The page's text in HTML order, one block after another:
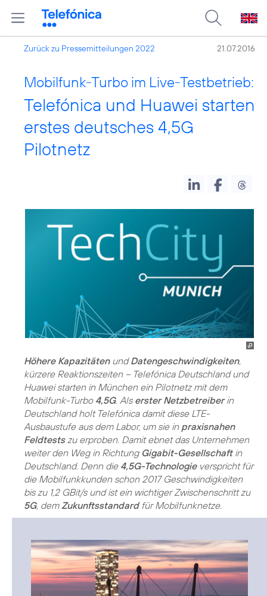
Zurück zu Pressemitteilungen 2022 21.07.2016
Mobilfunk-Turbo im Live-Testbetrieb:
Telefónica und Huawei starten
erstes deutsches 4,5G
Pilotnetz
Höhere KapazitätenundDatengeschwindigkeiten,
kürzere Reaktionszeiten – Telefónica Deutschland und
Huawei starten in München ein Pilotnetz mit dem
Mobilfunk-Turbo 4,5G. Als erster Netzbetreiberin
Deutschland holt Telefónica damit diese LTE-
Ausbaustufe aus dem Labor, um sie in praxisnahen
Feldtestszu erproben. Damit ebnet das Unternehmen
weiter den Weg in Richtung Gigabit-Gesellschaftin
Deutschland. Denn die 4,5G-Technologieverspricht für
die Mobilfunkkunden schon 2017 Geschwindigkeiten
bis zu 1,2 GBit/s und ist ein wichtiger Zwischenschritt zu
5G, demZukunftsstandardfür Mobilfunknetze.